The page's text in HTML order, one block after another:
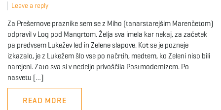
Leave a reply
Za Prešernove praznike sem se z Miho (tanarstarejšim Marenčetom)
odpravil v Log pod Mangrtom. Želja sva imela kar nekaj, za začetek
pa predvsem Lukežev led in Zelene slapove. Kot se je pozneje
izkazalo, je z Lukežem šlo vse po načrtih, medtem, ko Zeleni niso bili
narejeni. Zato sva si v nedeljo privoščila Postmodernizem. Po
nasvetu […]
READ MORE